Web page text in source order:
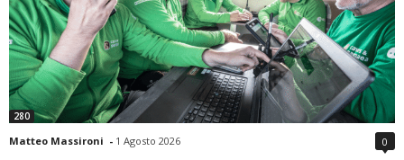
280
Matteo Massironi - 1 Agosto 2026 0